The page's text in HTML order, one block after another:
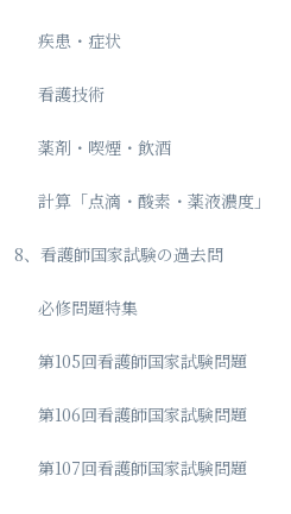
疾患・症状
看護技術
薬剤・喫煙・飲酒
計算「点滴・酸素・薬液濃度」
8、看護師国家試験の過去問
必修問題特集
第105回看護師国家試験問題
第106回看護師国家試験問題
第107回看護師国家試験問題